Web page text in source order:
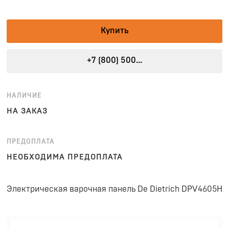
Купить
+7 (800) 500...
НАЛИЧИЕ
НА ЗАКАЗ
ПРЕДОПЛАТА
НЕОБХОДИМА ПРЕДОПЛАТА
Электрическая варочная панель De Dietrich DPV4605H